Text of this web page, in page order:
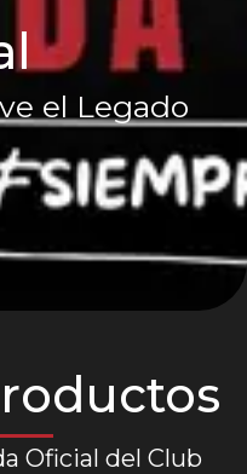
el Legado
Oficial del Club